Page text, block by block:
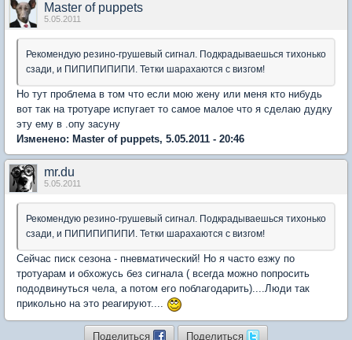
Master of puppets
5.05.2011
Рекомендую резино-грушевый сигнал. Подкрадываешься тихонько
сзади, и ПИПИПИПИПИ. Тетки шарахаются с визгом!
Но тут проблема в том что если мою жену или меня кто нибудь
вот так на тротуаре испугает то самое малое что я сделаю дудку
эту ему в .опу засуну
Изменено: Master of puppets, 5.05.2011 - 20:46
mr.du
5.05.2011
Рекомендую резино-грушевый сигнал. Подкрадываешься тихонько
сзади, и ПИПИПИПИПИ. Тетки шарахаются с визгом!
Сейчас писк сезона - пневматический! Но я часто езжу по
тротуарам и обхожусь без сигнала ( всегда можно попросить
пододвинуться чела, а потом его поблагодарить)....Люди так
прикольно на это реагируют....
Поделиться Поделиться